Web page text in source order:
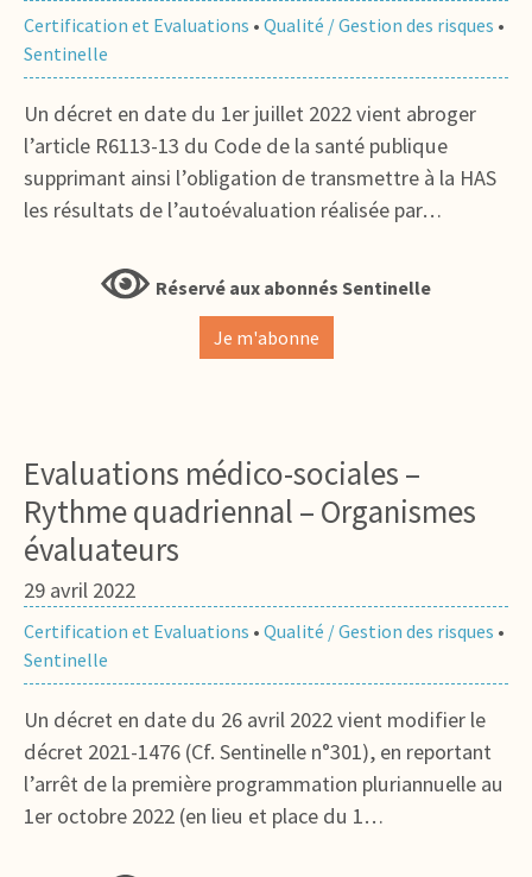
Certification et Evaluations • Qualité / Gestion des risques •
Sentinelle
Un décret en date du 1er juillet 2022 vient abroger
l’article R6113-13 du Code de la santé publique
supprimant ainsi l’obligation de transmettre à la HAS
les résultats de l’autoévaluation réalisée par…
Réservé aux abonnés Sentinelle
Je m'abonne
Evaluations médico-sociales –
Rythme quadriennal – Organismes
évaluateurs
29 avril 2022
Certification et Evaluations • Qualité / Gestion des risques •
Sentinelle
Un décret en date du 26 avril 2022 vient modifier le
décret 2021-1476 (Cf. Sentinelle n°301), en reportant
l’arrêt de la première programmation pluriannuelle au
1er octobre 2022 (en lieu et place du 1…